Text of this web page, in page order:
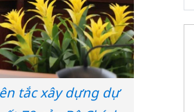
tắc xây dựng dự